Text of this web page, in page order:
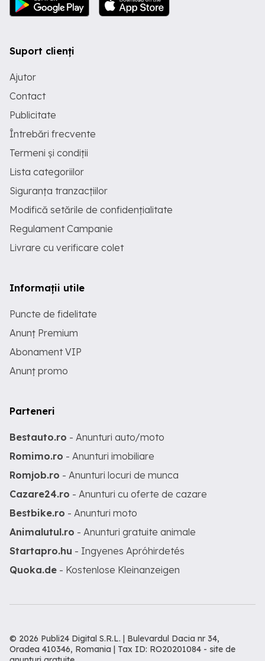
Suport clienți
Ajutor
Contact
Publicitate
Întrebări frecvente
Termeni și condiții
Lista categoriilor
Siguranța tranzacțiilor
Modifică setările de confidențialitate
Regulament Campanie
Livrare cu verificare colet
Informații utile
Puncte de fidelitate
Anunț Premium
Abonament VIP
Anunț promo
Parteneri
Bestauto.ro - Anunturi auto/moto
Romimo.ro - Anunturi imobiliare
Romjob.ro - Anunturi locuri de munca
Cazare24.ro - Anunturi cu oferte de cazare
Bestbike.ro - Anunturi moto
Animalutul.ro - Anunturi gratuite animale
Startapro.hu - Ingyenes Apróhirdetés
Quoka.de - Kostenlose Kleinanzeigen
© 2026 Publi24 Digital S.R.L. | Bulevardul Dacia nr 34,
Oradea 410346, Romania | Tax ID: RO20201084 - site de